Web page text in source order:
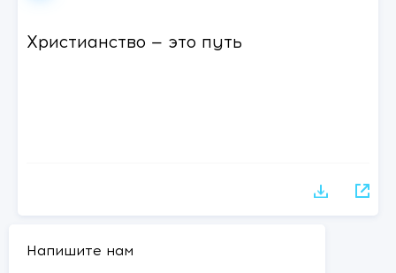
Христианство — это путь
Напишите нам